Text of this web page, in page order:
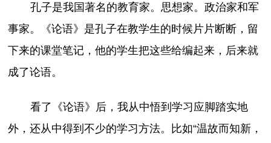
孔子是我国著名的教育家。思想家。政治家和军
事家。《论语》是孔子在教学生的时候片片断断，留
下来的课堂笔记，他的学生把这些给编起来，后来就
成了论语。
看了《论语》后，我从中悟到学习应脚踏实地
外，还从中得到不少的学习方法。比如“温故而知新，